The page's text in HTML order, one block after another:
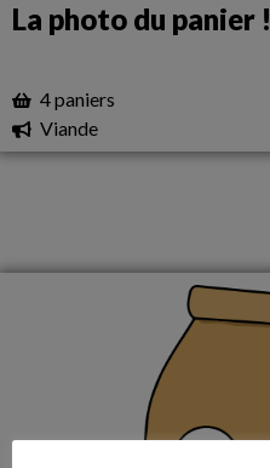
La photo du panier !
4 paniers
Viande